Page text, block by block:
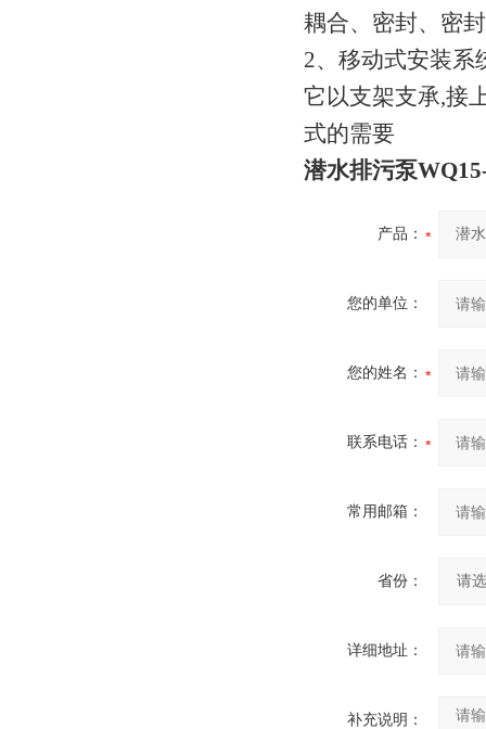
耦合、密封、密
2、移动式安装系
它以支架支承,接
式的需要
潜水排污泵
产品：
您的单位：
您的姓名：
联系电话：
常用邮箱：
省份：
详细地址：
补充说明：